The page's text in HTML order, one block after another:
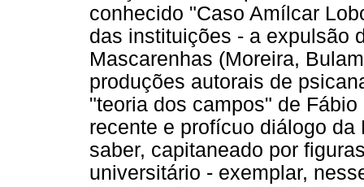
conhecido "Caso Amílcar
das instituições - a expulsão
Mascarenhas (Moreira,
produções autorais de
"teoria dos campos" de
recente e profícuo diálogo
saber, capitaneado por
universitário - exemplar,